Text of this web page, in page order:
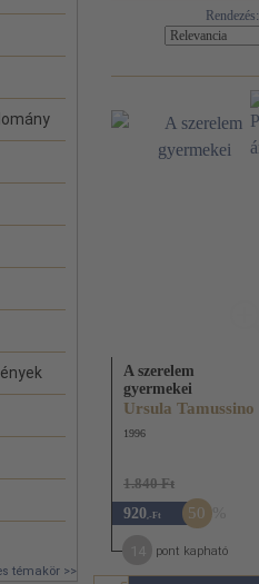
témakör >>
Rendezés:
A szerelem
gyermekei
Ursula Tamussino
1996
1.840 Ft
920,-Ft 50
pont kapható